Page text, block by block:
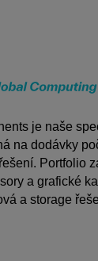
je naše
na dodávky
Portfolio
a grafické
a storage